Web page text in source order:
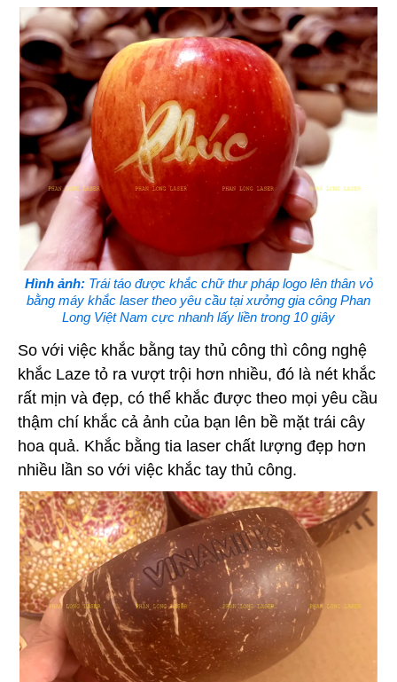
Hình ảnh:Trái táo được khắc chữ thư pháp logo lên thân vỏ
bằng máy khắc laser theo yêu cầu tại xưởng gia công Phan
Long Việt Nam cực nhanh lấy liền trong 10 giây
So với việc khắc bằng tay thủ công thì công nghệ
khắc Laze tỏ ra vượt trội hơn nhiều, đó là nét khắc
rất mịn và đẹp, có thể khắc được theo mọi yêu cầu
thậm chí khắc cả ảnh của bạn lên bề mặt trái cây
hoa quả. Khắc bằng tia laser chất lượng đẹp hơn
nhiều lần so với việc khắc tay thủ công.